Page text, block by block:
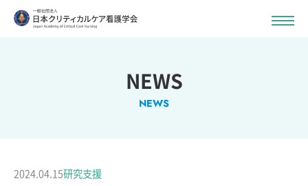
NEWS
NEWS
2024.04.15研究支援